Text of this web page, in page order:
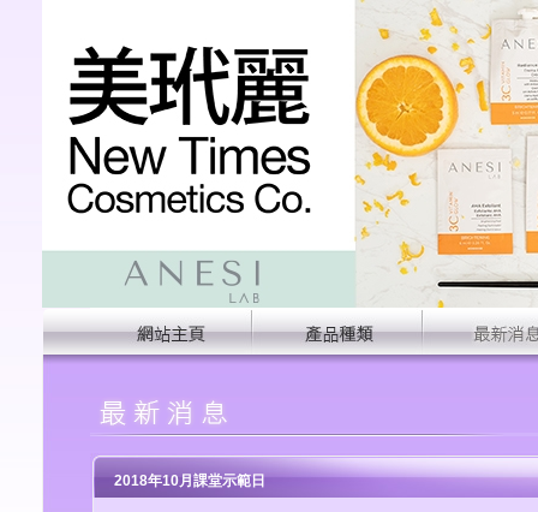
2018年10月課堂示範日